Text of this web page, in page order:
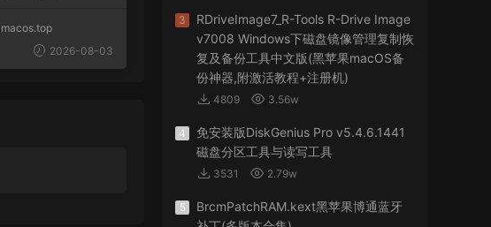
2026-08-03
3
RDriveImage7_R-Tools R-Drive Image
v7008 Windows下磁盘镜像管理复制恢
复及备份工具中文版(黑苹果macOS备
份神器,附激活教程+注册机)
4809 3.56w
4
免安装版DiskGenius Pro v5.4.6.1441
磁盘分区工具与读写工具
3531 2.79w
5
BrcmPatchRAM.kext黑苹果博通蓝牙